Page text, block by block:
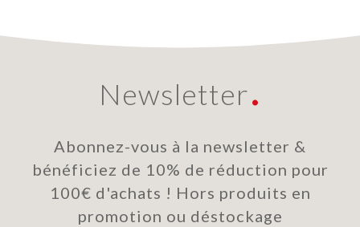
Newsletter
Abonnez-vous à la newsletter &
bénéficiez de 10% de réduction pour
100€ d'achats ! Hors produits en
promotion ou déstockage